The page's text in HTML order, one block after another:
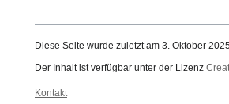
Diese Seite wurde zuletzt am 3. Oktober
Der Inhalt ist verfügbar unter der Lizenz
Kontakt